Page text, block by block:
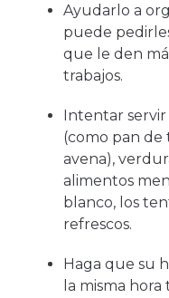
Ayudarlo a
puede
que le den
trabajos.
Intentar
(como pan de
avena),
alimentos
blanco, los
refrescos.
Haga que su
la misma